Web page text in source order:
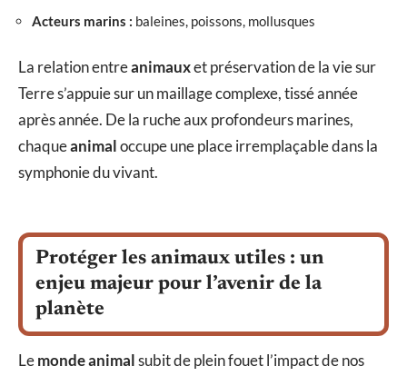
Acteurs marins : baleines, poissons, mollusques
La relation entreanimauxet préservation de la vie sur
Terre s’appuie sur un maillage complexe, tissé année
après année. De la ruche aux profondeurs marines,
chaqueanimaloccupe une place irremplaçable dans la
symphonie du vivant.
Protéger les animaux utiles : un
enjeu majeur pour l’avenir de la
planète
Lemonde animalsubit de plein fouet l’impact de nos